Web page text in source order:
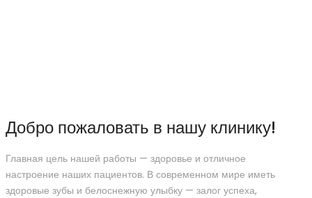
Добро пожаловать в нашу клинику!
Главная цель нашей работы — здоровье и отличное
настроение наших пациентов. В современном мире иметь
здоровые зубы и белоснежную улыбку — залог успеха,